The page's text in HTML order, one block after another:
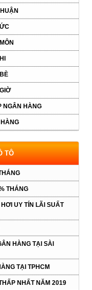
NGÂN HÀNG
TÔ
THÁNG
UY TÍN LÃI SUẤT
HÀNG TẠI SÀI
TẠI TPHCM
NHẤT NĂM 2019